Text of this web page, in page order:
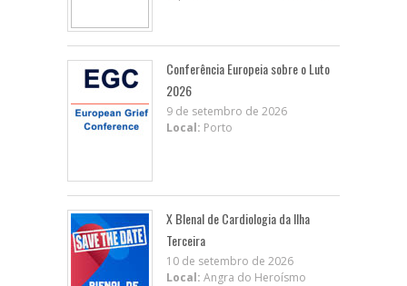
Conferência Europeia sobre o Luto
2026
9 de setembro de 2026
Local: Porto
X BIenal de Cardiologia da Ilha
Terceira
10 de setembro de 2026
Local: Angra do Heroísmo